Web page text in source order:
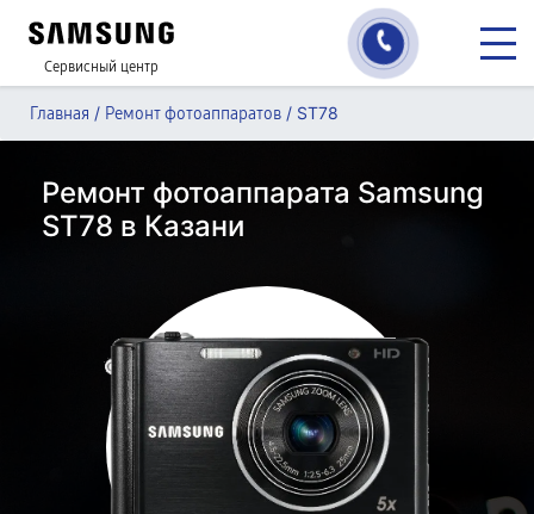
Сервисный центр
Главная / Ремонт фотоаппаратов / ST78
Ремонт фотоаппарата Samsung
ST78 в Казани